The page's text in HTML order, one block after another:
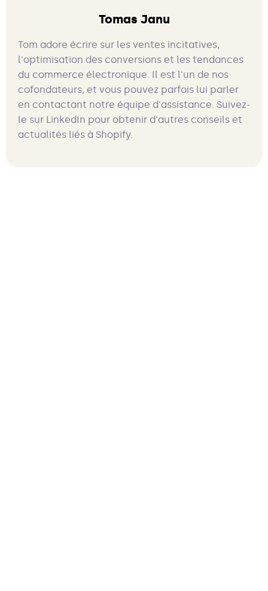
Tomas Janu
Tom adore écrire sur les ventes incitatives,
l'optimisation des conversions et les tendances
du commerce électronique. Il est l'un de nos
cofondateurs, et vous pouvez parfois lui parler
en contactant notre équipe d'assistance. Suivez-
le sur LinkedIn pour obtenir d'autres conseils et
actualités liés à Shopify.